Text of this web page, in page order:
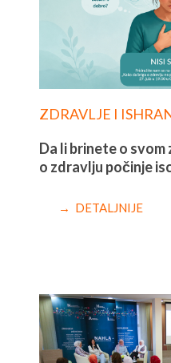
ZDRAVLJE I
Da li brinete o
o zdravlju počinje
→ DETALJNIJE